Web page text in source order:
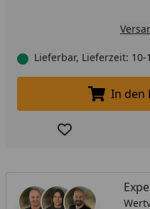
Lieferbar, Lieferzeit:
In den
Produkt zur